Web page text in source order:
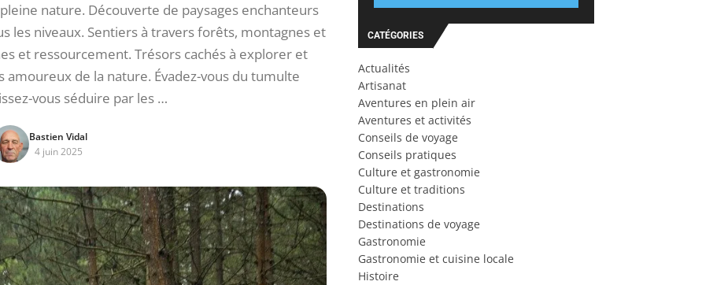
nature. Découverte de paysages enchanteurs
les niveaux. Sentiers à travers forêts, montagnes et
et ressourcement. Trésors cachés à explorer et
de la nature. Évadez-vous du tumulte
vous séduire par les …
Bastien Vidal
4 juin 2025
CATÉGORIES
Actualités
Artisanat
Aventures en plein air
Aventures et activités
Conseils de voyage
Conseils pratiques
Culture et gastronomie
Culture et traditions
Destinations
Destinations de voyage
Gastronomie
Gastronomie et cuisine locale
Histoire